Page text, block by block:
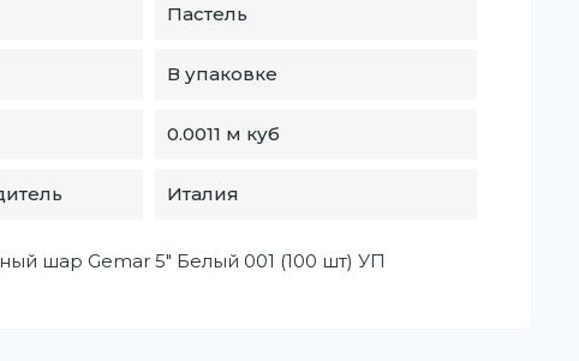
Пастель
В упаковке
0.0011 м куб
Италия
шар Gemar 5" Белый 001 (100 шт) УП